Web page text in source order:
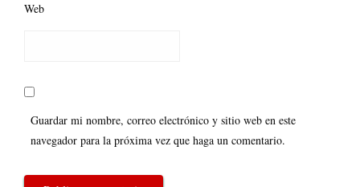
Web
Guardar mi nombre, correo electrónico y sitio web en este
navegador para la próxima vez que haga un comentario.